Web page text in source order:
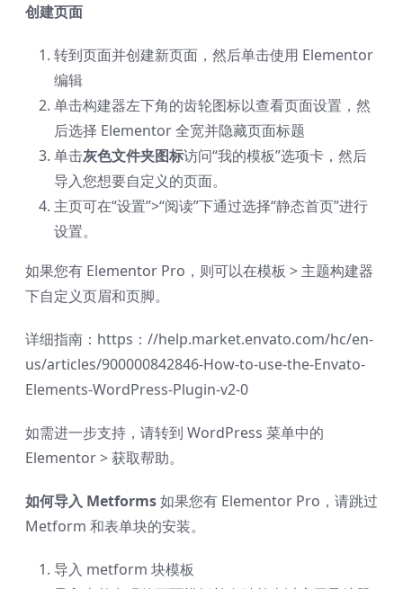
创建页面
转到页面并创建新页面，然后单击使用 Elementor
编辑
单击构建器左下角的齿轮图标以查看页面设置，然
后选择 Elementor 全宽并隐藏页面标题
单击灰色文件夹图标访问“我的模板”选项卡，然后
导入您想要自定义的页面。
主页可在“设置”>“阅读”下通过选择“静态首页”进行
设置。
如果您有 Elementor Pro，则可以在模板 > 主题构建器
下自定义页眉和页脚。
详细指南：https：//help.market.envato.com/hc/en-
us/articles/900000842846-How-to-use-the-Envato-
Elements-WordPress-Plugin-v2-0
如需进一步支持，请转到 WordPress 菜单中的
Elementor > 获取帮助。
如何导入 Metforms如果您有 Elementor Pro，请跳过
Metform 和表单块的安装。
导入 metform 块模板